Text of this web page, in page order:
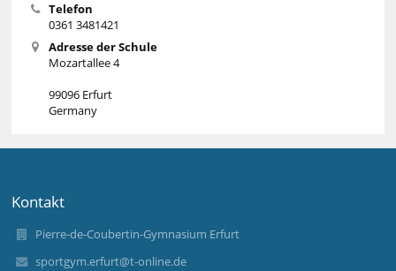
Telefon
0361 3481421
Adresse der Schule
Mozartallee 4
99096 Erfurt
Germany
Kontakt
Pierre-de-Coubertin-Gymnasium Erfurt
sportgym.erfurt@t-online.de